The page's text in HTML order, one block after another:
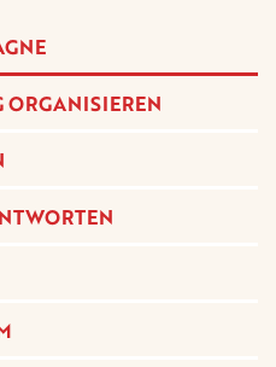
ORGANISIEREN